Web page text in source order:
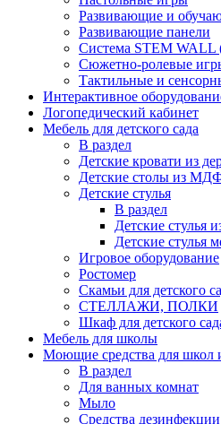
Развивающие и
Развивающие панели
Система STEM WALL
Сюжетно-ролевые
Тактильные и
Интерактивное
Логопедический кабинет
Мебель для детского сада
В раздел
Детские кровати из
Детские столы из
Детские стулья
В раздел
Детские стулья
Детские стулья
Игровое оборудование
Ростомер
Скамьи для детского
СТЕЛЛАЖИ, ПОЛКИ
Шкаф для детского
Мебель для школы
Моющие средства для школ
В раздел
Для ванных комнат
Мыло
Средства